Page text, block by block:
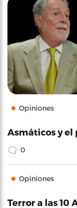
Opiniones
Asmáticos y el
0
Opiniones
Terror a las 10